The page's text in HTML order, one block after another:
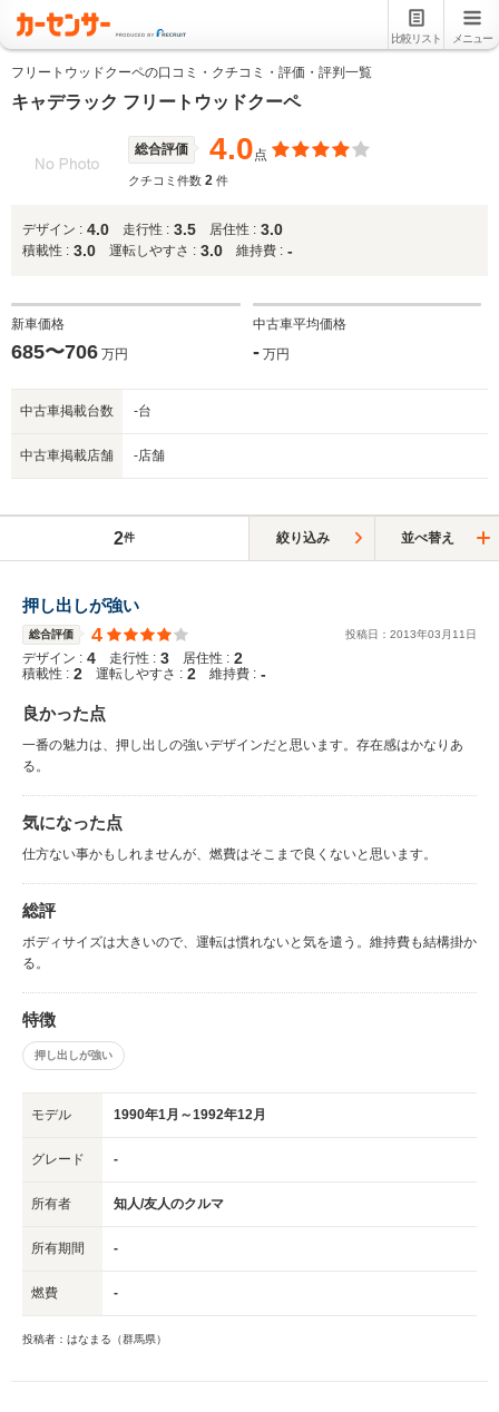
比較リスト メニュー
フリートウッドクーペの口コミ・クチコミ・評価・評判一覧
キャデラック フリートウッドクーペ
総合評価 4.0点
クチコミ件数 2 件
デザイン : 4.0 走行性 : 3.5 居住性 : 3.0
積載性 : 3.0 運転しやすさ : 3.0 維持費 : -
新車価格
685〜706 万円
中古車平均価格
-万円
中古車掲載台数 -台
中古車掲載店舗 -店舗
2件 絞り込み 並べ替え
押し出しが強い
総合評価 4 投稿日： 2013年03 月 11 日
デザイン : 4 走行性 : 3 居住性 : 2
積載性 : 2 運転しやすさ : 2 維持費 : -
良かった点
一番の魅力は、押し出しの強いデザインだと思います。存在感はかなりあ
る。
気になった点
仕方ない事かもしれませんが、燃費はそこまで良くないと思います。
総評
ボディサイズは大きいので、運転は慣れないと気を遣う。維持費も結構掛か
る。
特徴
押し出しが強い
モデル 1990年1月～1992年12月
グレード -
所有者 知人/友人のクルマ
所有期間 -
燃費 -
投稿者：はなまる（群馬県）